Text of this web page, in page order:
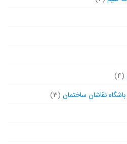
(۴)
نقاشان ساختمان (۳)